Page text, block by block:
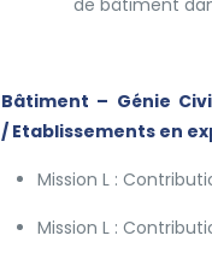
de bâtiment
Bâtiment – Génie
/ Etablissements en
Mission L :
Mission L :